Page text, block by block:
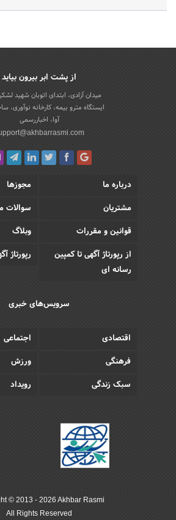
از پشت ابر بیرون بیاید
میدان آزادی، ابتدای اتوبان شهید
ایستگاه مترو بیمه، کارخانه نوآوری،
آوا، اخباررسمی
درباره ما
مجوزها
مشتریان
سوالات
قوانین و مقررات
وبلاگ
از رپورتاژ آگهی تا کمپین
رسانه ای
رپورتاژ
سرویس‌های خبری
اقتصادی
اجتماعی
فرهنگی
ورزش
سبک زندگی
رویداد
© 2013 - 2026 Akhbar Rasmi
All Rights Reserved